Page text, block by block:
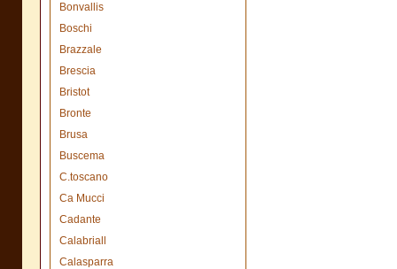
Bonvallis
Boschi
Brazzale
Brescia
Bristot
Bronte
Brusa
Buscema
C.toscano
Ca Mucci
Cadante
Calabriall
Calasparra